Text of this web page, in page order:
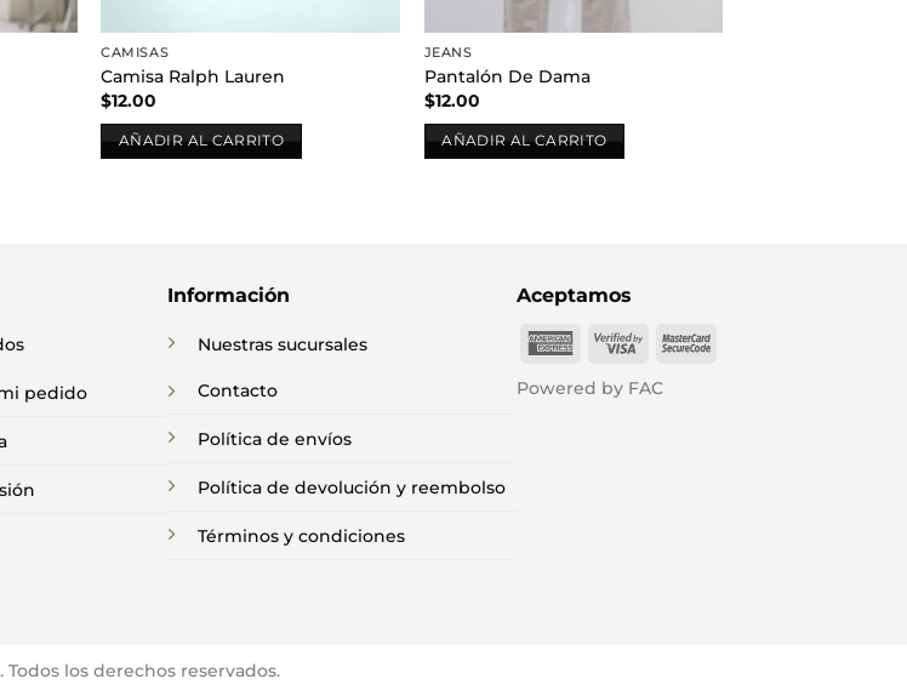
CAMISAS
Camisa Ralph Lauren
$12.00
AÑADIR AL CARRITO
JEANS
Pantalón De Dama
$12.00
AÑADIR AL CARRITO
pedido
Información
Nuestras sucursales
Contacto
Política de envíos
Política de devolución y reembolso
Términos y condiciones
Aceptamos
American
Visa
MasterCard
Powered by FAC
Todos los derechos reservados.